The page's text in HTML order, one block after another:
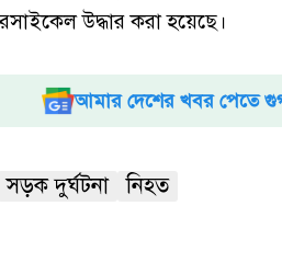
উদ্ধার করা হয়েছে।
আমার দেশের খবর পেতে
সড়ক দুর্ঘটনা নিহত